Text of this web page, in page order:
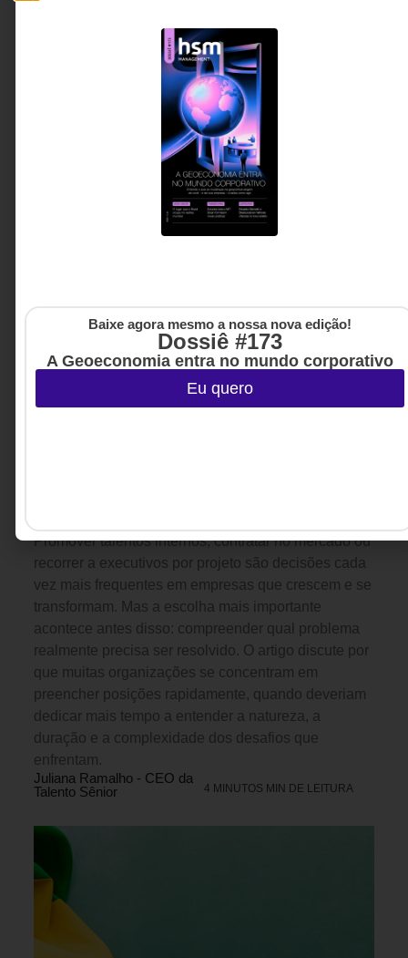
Promover talentos internos, contratar no mercado ou
recorrer a executivos por projeto são decisões cada
vez mais frequentes em empresas que crescem e se
transformam. Mas a escolha mais importante
acontece antes disso: compreender qual problema
realmente precisa ser resolvido. O artigo discute por
que muitas organizações se concentram em
preencher posições rapidamente, quando deveriam
dedicar mais tempo a entender a natureza, a
duração e a complexidade dos desafios que
enfrentam.
Juliana Ramalho - CEO da
Talento Sênior
4 MINUTOS MIN DE LEITURA
Baixe agora mesmo a nossa nova edição!
Dossiê #173
A Geoeconomia entra no mundo corporativo
Eu quero